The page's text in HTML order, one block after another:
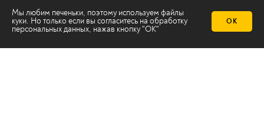
Мы любим печеньки, поэтому используем файлы
куки. Но только если вы согласитесь на обработку
персональных данных, нажав кнопку "ОК"
ОК